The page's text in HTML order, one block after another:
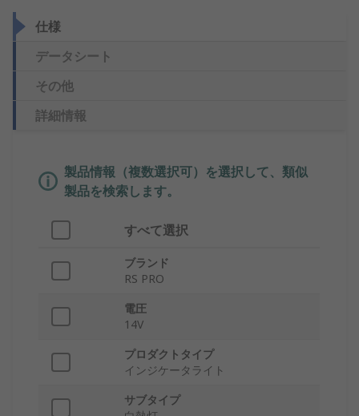
仕様
データシート
その他
詳細情報
製品情報（複数選択可）を選択して、類似
製品を検索します。
すべて選択
ブランド
RS PRO
電圧
14V
プロダクトタイプ
インジケータライト
サブタイプ